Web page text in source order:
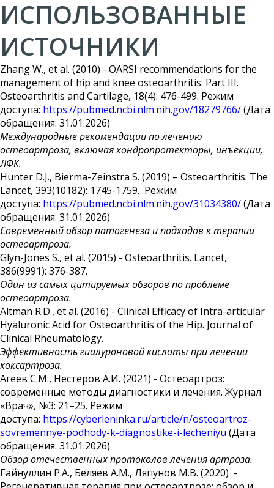
ИСПОЛЬЗОВАННЫЕ
ИСТОЧНИКИ
Zhang W., et al. (2010) - OARSI recommendations for the
management of hip and knee osteoarthritis: Part III.
Osteoarthritis and Cartilage, 18(4): 476-499. Режим
доступа: https://pubmed.ncbi.nlm.nih.gov/18279766/(Дата
обращения: 31.01.2026)
Международные рекомендации по лечению
остеоартроза, включая хондропротекторы, инъекции,
ЛФК.
Hunter D.J., Bierma-Zeinstra S. (2019) – Osteoarthritis. The
Lancet, 393(10182): 1745-1759. Режим
доступа: https://pubmed.ncbi.nlm.nih.gov/31034380/(Дата
обращения: 31.01.2026)
Современный обзор патогенеза и подходов к терапии
остеоартроза.
Glyn-Jones S., et al. (2015) - Osteoarthritis. Lancet,
386(9991): 376-387.
Один из самых цитируемых обзоров по проблеме
остеоартроза.
Altman R.D., et al. (2016) - Clinical Efficacy of Intra-articular
Hyaluronic Acid for Osteoarthritis of the Hip. Journal of
Clinical Rheumatology.
Эффективность гиалуроновой кислоты при лечении
коксартроза.
Агеев С.М., Нестеров А.И. (2021) - Остеоартроз:
современные методы диагностики и лечения. Журнал
«Врач», №3: 21–25. Режим
доступа: https://cyberleninka.ru/article/n/osteoartroz-
sovremennye-podhody-k-diagnostike-i-lecheniyu (Дата
обращения: 31.01.2026)
Обзор отечественных протоколов лечения артроза.
Гайнуллин Р.А., Беляев А.М., Ляпунов М.В. (2020) -